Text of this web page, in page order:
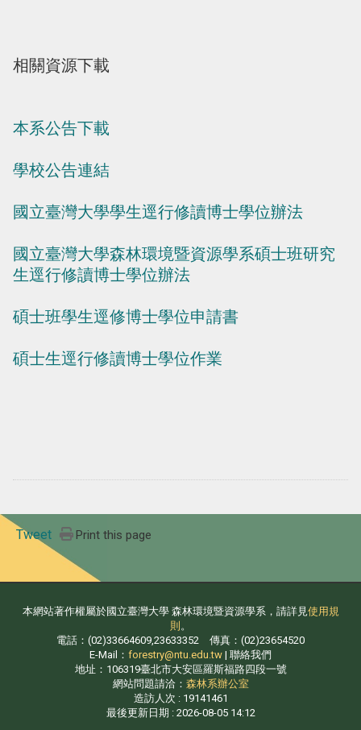
相關資源下載
本系公告下載
學校公告連結
國立臺灣大學學生逕行修讀博士學位辦法
國立臺灣大學森林環境暨資源學系碩士班研究
生逕行修讀博士學位辦法
碩士班學生逕修博士學位申請書
碩士生逕行修讀博士學位作業
Tweet Print this page
本網站著作權屬於國立臺灣大學 森林環境暨資源學系，請詳見使用規
則 。
電話：(02)33664609,23633352 傳真：(02)23654520
E-Mail： forestry@ntu.edu.tw | 聯絡我們
地址：106319臺北市大安區羅斯福路四段一號
網站問題請洽： 森林系辦公室
造訪人次 : 19141461
最後更新日期 : 2026-08-05 14:12